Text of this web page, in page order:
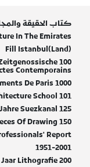
كتاب الحقيقة
In The Emirates
(Land)Fill Istanbul
Zeitgenossische
Contemporains
1000 Immeubles Et Monuments De Paris
101 Things I Learned In Architecture School
125 Jahre Suezkanal
150 Masterpieces Of Drawing
Report
1951-2001
200 Jaar Lithografie =